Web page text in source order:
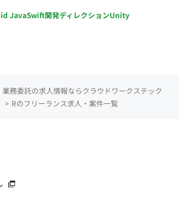
JavaSwift開発ディレクションUnity
務委託の求人情報ならクラウドワークステック
> Rのフリーランス求人・案件一覧